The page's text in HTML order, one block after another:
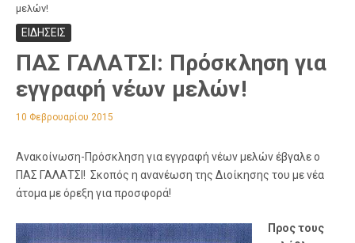
μελών!
ΕΙΔΗΣΕΙΣ
ΠΑΣ ΓΑΛΑΤΣΙ: Πρόσκληση για
εγγραφή νέων μελών!
10 Φεβρουαρίου 2015
Ανακοίνωση-Πρόσκληση για εγγραφή νέων μελών έβγαλε ο
ΠΑΣ ΓΑΛΑΤΣΙ! Σκοπός η ανανέωση της Διοίκησης του με νέα
άτομα με όρεξη για προσφορά!
Προς τους